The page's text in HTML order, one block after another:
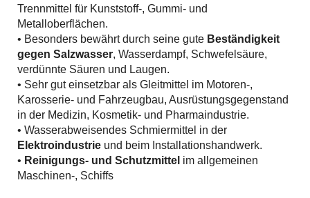
Trennmittel für Kunststoff-, Gummi- und
Metalloberflächen.
• Besonders bewährt durch seine gute Beständigkeit
gegen Salzwasser, Wasserdampf, Schwefelsäure,
verdünnte Säuren und Laugen.
• Sehr gut einsetzbar als Gleitmittel im Motoren-,
Karosserie- und Fahrzeugbau, Ausrüstungsgegenstand
in der Medizin, Kosmetik- und Pharmaindustrie.
• Wasserabweisendes Schmiermittel in der
Elektroindustrie und beim Installationshandwerk.
• Reinigungs- und Schutzmittel im allgemeinen
Maschinen-, Schiffs